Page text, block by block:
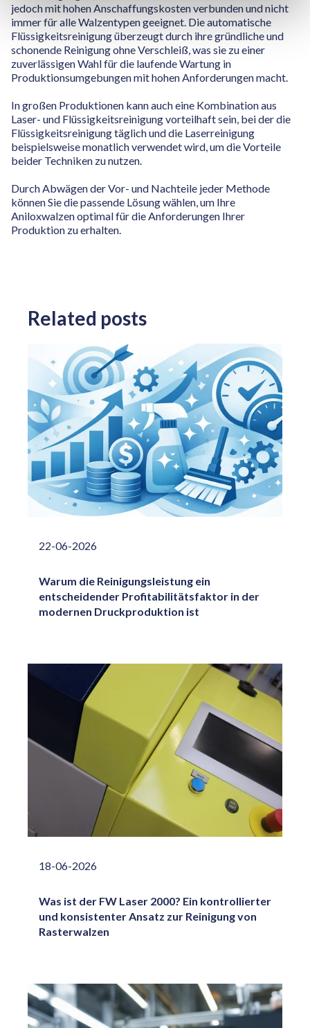
jedoch mit hohen Anschaffungskosten verbunden und nicht
immer für alle Walzentypen geeignet. Die automatische
Flüssigkeitsreinigung überzeugt durch ihre gründliche und
schonende Reinigung ohne Verschleiß, was sie zu einer
zuverlässigen Wahl für die laufende Wartung in
Produktionsumgebungen mit hohen Anforderungen macht.
In großen Produktionen kann auch eine Kombination aus
Laser- und Flüssigkeitsreinigung vorteilhaft sein, bei der die
Flüssigkeitsreinigung täglich und die Laserreinigung
beispielsweise monatlich verwendet wird, um die Vorteile
beider Techniken zu nutzen.
Durch Abwägen der Vor- und Nachteile jeder Methode
können Sie die passende Lösung wählen, um Ihre
Aniloxwalzen optimal für die Anforderungen Ihrer
Produktion zu erhalten.
Related posts
22-06-2026
Warum die Reinigungsleistung ein
entscheidender Profitabilitätsfaktor in der
modernen Druckproduktion ist
18-06-2026
Was ist der FW Laser 2000? Ein kontrollierter
und konsistenter Ansatz zur Reinigung von
Rasterwalzen